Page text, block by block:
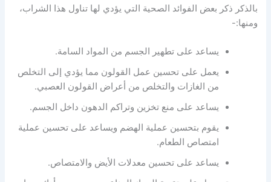
بالذكر ذكر بعض الفوائد الصحية التي يؤدي لها تناول هذا الشراب،
ومنها:-
يساعد على تطهير الجسم من المواد السامة.
يعمل على تحسين عمل القولون مما يؤدي إلى التخلص
من الغازات والتخلص من أعراض القولون العصبي.
يساعد على منع تخزين وتراكم الدهون داخل الجسم.
يقوم بتحسين عملية الهضم ويساعد على تحسين عملية
امتصاص الطعام.
يساعد على تحسين معدلات الأيض والامتصاص.